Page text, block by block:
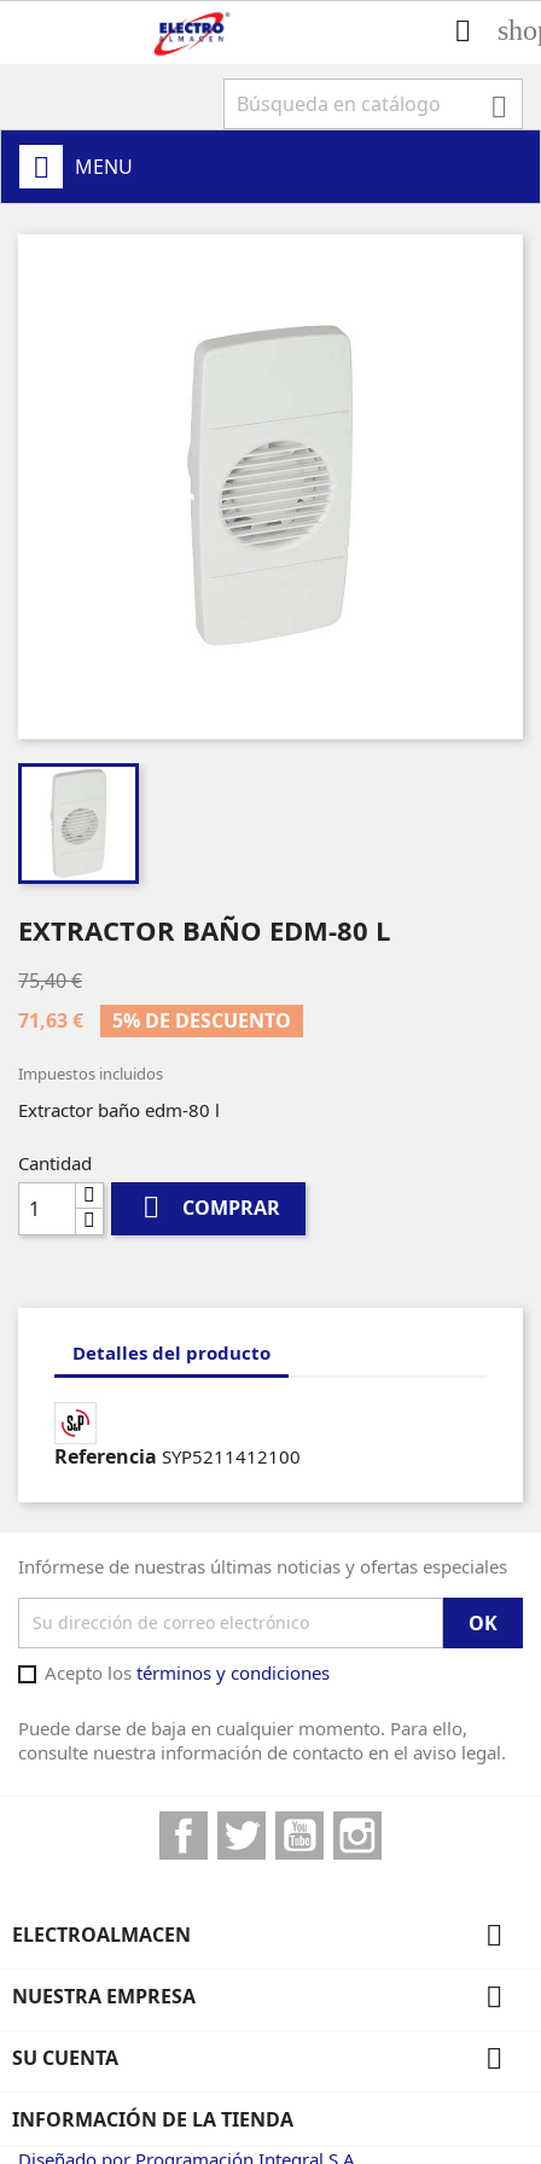


MENU
EXTRACTOR BAÑO EDM-80 L
75,40 €
71,63 €
5% DE DESCUENTO
Impuestos incluidos
Extractor baño edm-80 l
Cantidad
 COMPRAR
Detalles del producto
Referencia SYP5211412100
Infórmese de nuestras últimas noticias y ofertas especiales
Acepto los términos y condiciones
Puede darse de baja en cualquier momento. Para ello,
consulte nuestra información de contacto en el aviso legal.
FacebookTwitter YouTube
ELECTROALMACEN 
NUESTRA EMPRESA 
SU CUENTA 
INFORMACIÓN DE LA TIENDA
Diseñado por Programación Integral S.A.